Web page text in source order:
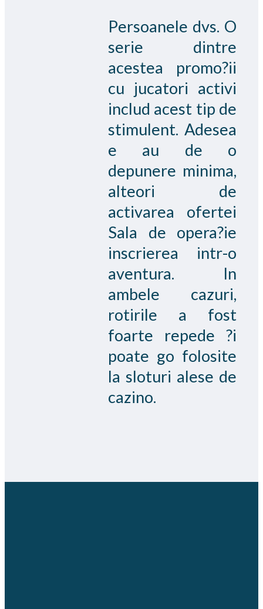
Persoanele dvs. O
serie dintre
acestea promo?ii
cu jucatori activi
includ acest tip de
stimulent. Adesea
e au de o
depunere minima,
alteori de
activarea ofertei
Sala de opera?ie
inscrierea intr-o
aventura. In
ambele cazuri,
rotirile a fost
foarte repede ?i
poate go folosite
la sloturi alese de
cazino.